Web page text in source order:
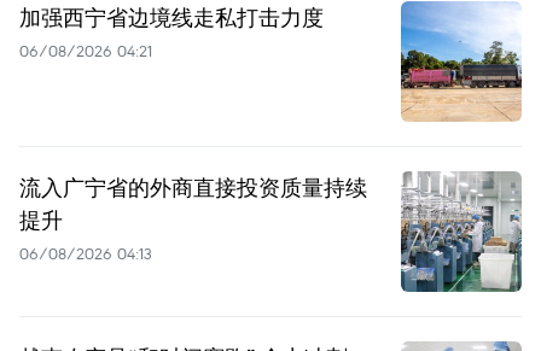
加强西宁省边境线走私打击力度
06/08/2026 04:21
流入广宁省的外商直接投资质量持续
提升
06/08/2026 04:13